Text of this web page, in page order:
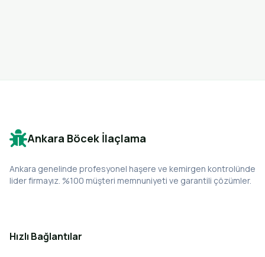
Ankara Böcek İlaçlama
Ankara genelinde profesyonel haşere ve kemirgen kontrolünde
lider firmayız. %100 müşteri memnuniyeti ve garantili çözümler.
Hızlı Bağlantılar